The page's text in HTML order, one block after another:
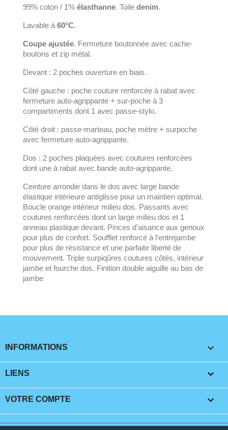
99% coton / 1% élasthanne. Toile denim.
Lavable à 60°C.
Coupe ajustée. Fermeture boutonnée avec cache-
boutons et zip métal.
Devant : 2 poches ouverture en biais.
Côté gauche : poche couture renforcée à rabat avec
fermeture auto-agrippante + sur-poche à 3
compartiments dont 1 avec passe-stylo.
Côté droit : passe-marteau, poche mètre + surpoche
avec fermeture auto-agrippante.
Dos : 2 poches plaquées avec coutures renforcées
dont une à rabat avec bande auto-agrippante.
Ceinture arrondie dans le dos avec large bande
élastique intérieure antiglisse pour un maintien optimal.
Boucle orange intérieur milieu dos. Passants avec
coutures renforcées dont un large milieu dos et 1
anneau plastique devant. Pinces d'aisance aux genoux
pour plus de confort. Soufflet renforcé à l'entrejambe
pour plus de résistance et une parfaite liberté de
mouvement. Triple surpiqûres coutures côtés, intérieur
jambe et fourche dos. Finition double aiguille au bas de
jambe
INFORMATIONS keyboard_arrow_down
LIENS 
VOTRE COMPTE 